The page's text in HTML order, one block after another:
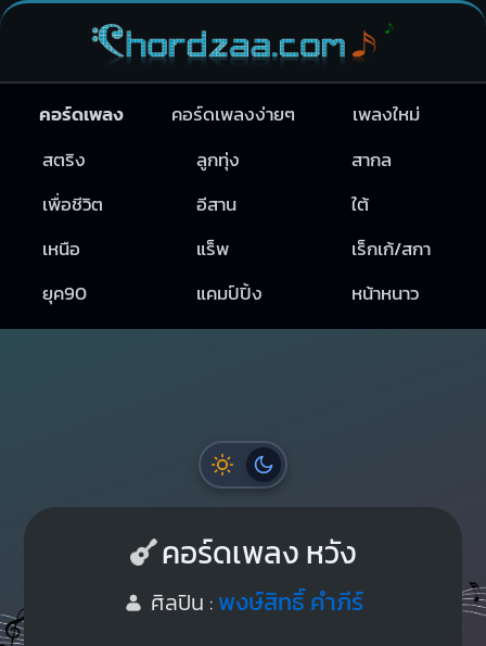
คอร์ดเพลง คอร์ดเพลงง่ายๆ
เพลงใหม่
สตริง
ลูกทุ่ง
สากล
เพื่อชีวิต
อีสาน
ใต้
เหนือ
แร็พ
เร็กเก้/สกา
ยุค90
แคมป์ปิ้ง หน้าหนาว
คอร์ดเพลง หวัง
ศิลปิน : พงษ์สิทธิ์ คำภีร์